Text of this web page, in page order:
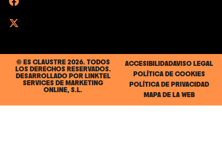
© ES CLAUSTRE 2026. TODOS
LOS DERECHOS RESERVADOS.
DESARROLLADO POR LINKTEL
SERVICES DE MARKETING
ONLINE, S.L.
ACCESIBILIDADAVISO LEGAL
POLÍTICA DE COOKIES
POLÍTICA DE PRIVACIDAD
MAPA DE LA WEB